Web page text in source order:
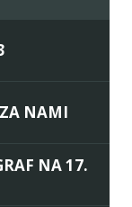
NAMI
NA 17.